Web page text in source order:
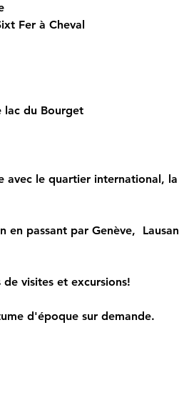
Fer à Cheval
lac du Bourget
avec le quartier international,
en passant par Genève,
visites et excursions!
d'époque sur demande.